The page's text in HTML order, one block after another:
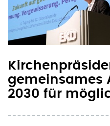
gemeinsames
2030 für